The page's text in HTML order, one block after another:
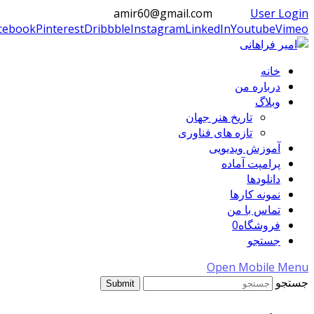
amir60@gmail.com
User Login
PinterestDribbbleInstagramLinkedInYoutubeVimeo
خانه
درباره من
وبلاگ
تاریخ هنر جهان
تازه های فناوری
آموزش ویدیویی
پرامپت آماده
دانلودها
نمونه کارها
تماس با من
فروشگاه0
جستجو
Open Mobile Menu
جستجو
Submit